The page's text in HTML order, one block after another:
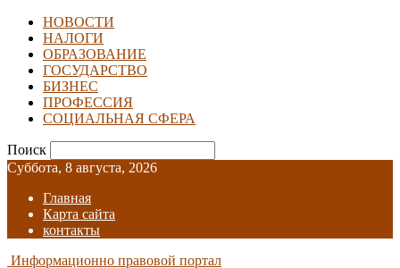
НОВОСТИ
НАЛОГИ
ОБРАЗОВАНИЕ
ГОСУДАРСТВО
БИЗНЕС
ПРОФЕССИЯ
СОЦИАЛЬНАЯ СФЕРА
Поиск
Суббота, 8 августа, 2026
Главная
Карта сайта
контакты
Информационно правовой портал